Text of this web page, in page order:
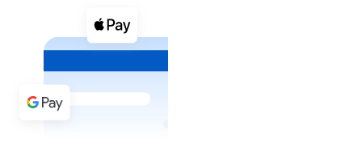
Virement SEPA
Acheter avec virement bancaire